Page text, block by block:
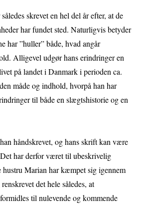
skrevet en hel del år efter, at de
har fundet sted. Naturligvis betyder
har ”huller” både, hvad angår
Alligevel udgør hans erindringer en
på landet i Danmark i perioden ca.
måde og indhold, hvorpå han har
til både en slægtshistorie og en
håndskrevet, og hans skrift kan være
har derfor været til ubeskrivelig
Marian har kæmpet sig igennem
det hele således, at
til nulevende og kommende